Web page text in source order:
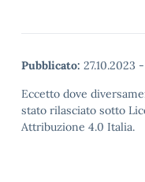
Pubblicato: 27.10.2023 -
Eccetto dove
stato rilasciato sotto
Attribuzione 4.0 Italia.